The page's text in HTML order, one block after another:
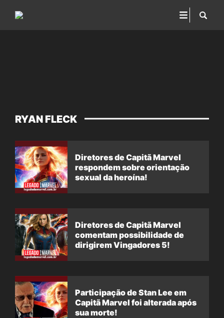
RYAN FLECK
Diretores de Capitã Marvel
respondem sobre orientação
sexual da heroína!
Diretores de Capitã Marvel
comentam possibilidade de
dirigirem Vingadores 5!
Participação de Stan Lee em
Capitã Marvel foi alterada após
sua morte!